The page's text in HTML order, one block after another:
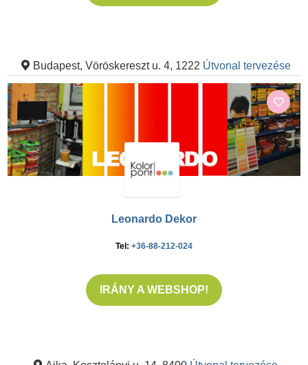
Budapest, Vöröskereszt u. 4, 1222 Útvonal tervezése
Leonardo Dekor
Tel: +36-88-212-024
IRÁNY A WEBSHOP!